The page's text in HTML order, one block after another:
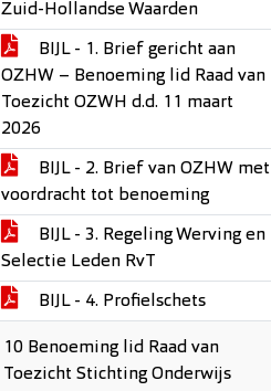
Zuid-Hollandse Waarden
BIJL - 1. Brief gericht aan
OZHW – Benoeming lid Raad van
Toezicht OZWH d.d. 11 maart
2026
BIJL - 2. Brief van OZHW met
voordracht tot benoeming
BIJL - 3. Regeling Werving en
Selectie Leden RvT
BIJL - 4. Profielschets
10 Benoeming lid Raad van
Toezicht Stichting Onderwijs